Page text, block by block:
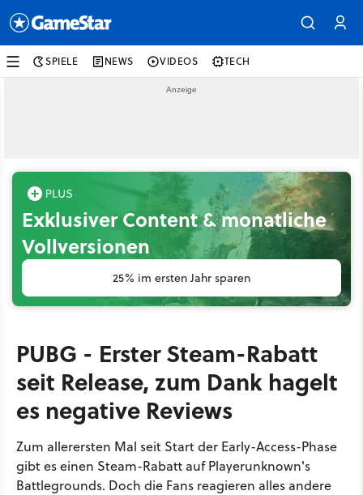
SPIELE NEWS VIDEOS TECH
Exklusiver Content & monatliche
Vollversionen
25% im ersten Jahr sparen
PUBG - Erster Steam-Rabatt
seit Release, zum Dank hagelt
es negative Reviews
Zum allerersten Mal seit Start der Early-Access-Phase
gibt es einen Steam-Rabatt auf Playerunknown's
Battlegrounds. Doch die Fans reagieren alles andere